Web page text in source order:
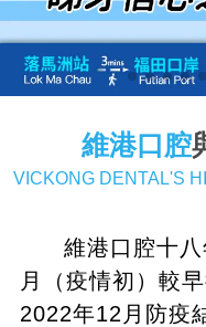
維港口腔
VICKONG DENTAL'S
維港口腔十
月（疫情初）較
2022年12月防疫